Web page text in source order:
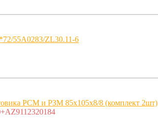
55A0283/ZL30.11-6
РСМ и РЗМ 85x105x8/8 (комплект 2шт)